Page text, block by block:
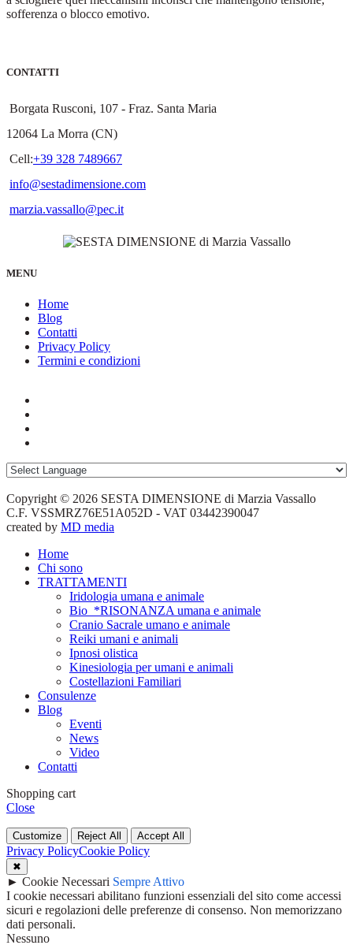
sofferenza o blocco emotivo.
CONTATTI
Borgata Rusconi, 107 - Fraz. Santa Maria
12064 La Morra (CN)
Cell:+39 328 7489667
info@sestadimensione.com
marzia.vassallo@pec.it
MENU
Home
Blog
Contatti
Privacy Policy
Termini e condizioni
Copyright © 2026 SESTA DIMENSIONE di Marzia Vassallo
C.F. VSSMRZ76E51A052D - VAT 03442390047
created by MD media
Home
Chi sono
TRATTAMENTI
Iridologia umana e animale
Bio_*RISONANZA umana e animale
Cranio Sacrale umano e animale
Reiki umani e animali
Ipnosi olistica
Kinesiologia per umani e animali
Costellazioni Familiari
Consulenze
Blog
Eventi
News
Video
Contatti
Shopping cart
Close
Customize Reject All Accept All
Privacy PolicyCookie Policy
✖
► Cookie Necessari Sempre Attivo
I cookie necessari abilitano funzioni essenziali del sito come accessi
sicuri e regolazioni delle preferenze di consenso. Non memorizzano
dati personali.
Nessuno